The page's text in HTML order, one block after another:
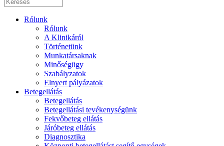
Rólunk
Rólunk
A Klinikáról
Történetünk
Munkatársaknak
Minőségügy
Szabályzatok
Elnyert pályázatok
Betegellátás
Betegellátás
Betegellátási tevékenységünk
Fekvőbeteg ellátás
Járóbeteg ellátás
Diagnosztika